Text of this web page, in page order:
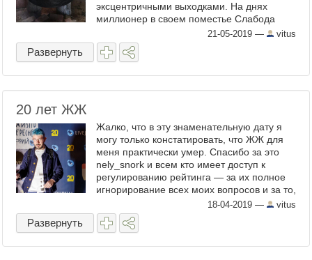
эксцентричными выходками. На днях
миллионер в своем поместье Слабода
представил новый аттракцион - медная
бочка для лечения от всех ...
21-05-2019 — vitus
Развернуть
20 лет ЖЖ
Жалко, что в эту знаменательную дату я
могу только констатировать, что ЖЖ для
меня практически умер. Спасибо за это
nely_snork и всем кто имеет доступ к
регулированию рейтинга — за их полное
игнорирование всех моих вопросов и за то,
что они собственно сделали с ...
18-04-2019 — vitus
Развернуть